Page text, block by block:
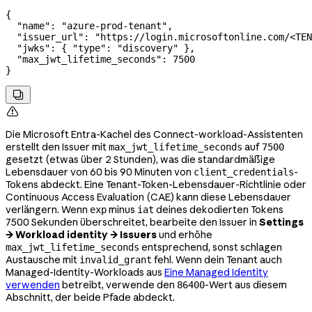
{
  "name"
: "azure-prod-tenant" ,
  "issuer_url"
:
"https://login.microsoftonline.com/
  "jwks"
: { "type" : "discovery" },
  "max_jwt_lifetime_seconds"
: 7500
}


Die Microsoft Entra-Kachel des Connect-workload-Assistenten
erstellt den Issuer mitmax_jwt_lifetime_seconds auf 7500
gesetzt (etwas über 2 Stunden), was die standardmäßige
Lebensdauer von 60 bis 90 Minuten von client_credentials-
Tokens abdeckt. Eine Tenant-Token-Lebensdauer-Richtlinie oder
Continuous Access Evaluation (CAE) kann diese Lebensdauer
verlängern. Wenn expminus iat deines dekodierten Tokens
7500 Sekunden überschreitet, bearbeite den Issuer in Settings
→ Workload identity → Issuersund erhöhe
max_jwt_lifetime_seconds entsprechend, sonst schlagen
Austausche mit invalid_grant fehl. Wenn dein Tenant auch
Managed-Identity-Workloads aus Eine Managed Identity
verwenden betreibt, verwende den 86400-Wert aus diesem
Abschnitt, der beide Pfade abdeckt.